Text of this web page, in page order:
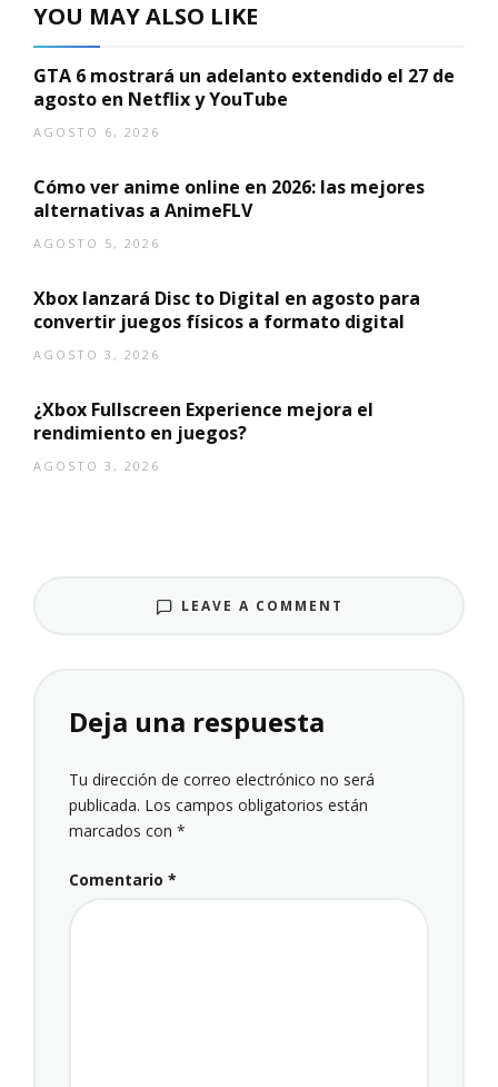
YOU MAY ALSO LIKE
GTA 6 mostrará un adelanto extendido el 27 de
agosto en Netflix y YouTube
AGOSTO 6, 2026
Cómo ver anime online en 2026: las mejores
alternativas a AnimeFLV
AGOSTO 5, 2026
Xbox lanzará Disc to Digital en agosto para
convertir juegos físicos a formato digital
AGOSTO 3, 2026
¿Xbox Fullscreen Experience mejora el
rendimiento en juegos?
AGOSTO 3, 2026
LEAVE A COMMENT
Deja una respuesta
Tu dirección de correo electrónico no será
publicada. Los campos obligatorios están
marcados con *
Comentario *